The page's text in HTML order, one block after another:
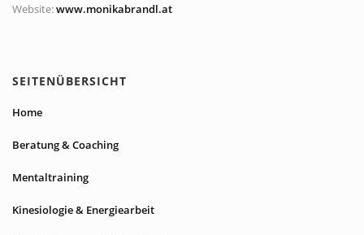
Website:www.monikabrandl.at
SEITENÜBERSICHT
Home
Beratung & Coaching
Mentaltraining
Kinesiologie & Energiearbeit